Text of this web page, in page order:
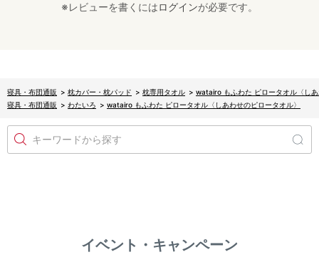
※レビューを書くにはログインが必要です。
寝具・布団通販 > 枕カバー・枕パッド > 枕専用タオル > watairo もふわた ピロータオル〈し
寝具・布団通販 > わたいろ > watairo もふわた ピロータオル〈しあわせのピロータオル〉
キーワードから探す
イベント・キャンペーン